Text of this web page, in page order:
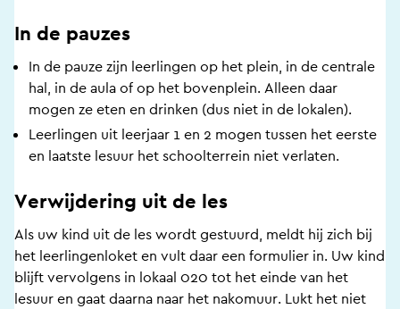
In de pauzes
In de pauze zijn leerlingen op het plein, in de centrale
hal, in de aula of op het bovenplein. Alleen daar
mogen ze eten en drinken (dus niet in de lokalen).
Leerlingen uit leerjaar 1 en 2 mogen tussen het eerste
en laatste lesuur het schoolterrein niet verlaten.
Verwijdering uit de les
Als uw kind uit de les wordt gestuurd, meldt hij zich bij
het leerlingenloket en vult daar een formulier in. Uw kind
blijft vervolgens in lokaal 020 tot het einde van het
lesuur en gaat daarna naar het nakomuur. Lukt het niet